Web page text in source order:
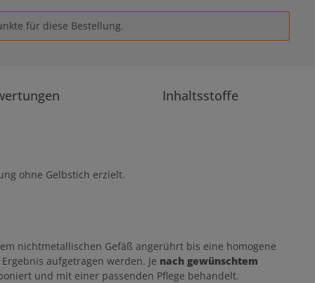
für diese Bestellung.
Inhaltsstoffe
ohne Gelbstich erzielt.
nichtmetallischen Gefäß angerührt bis eine homogene
aufgetragen werden. Je nach gewünschtem
und mit einer passenden Pflege behandelt.